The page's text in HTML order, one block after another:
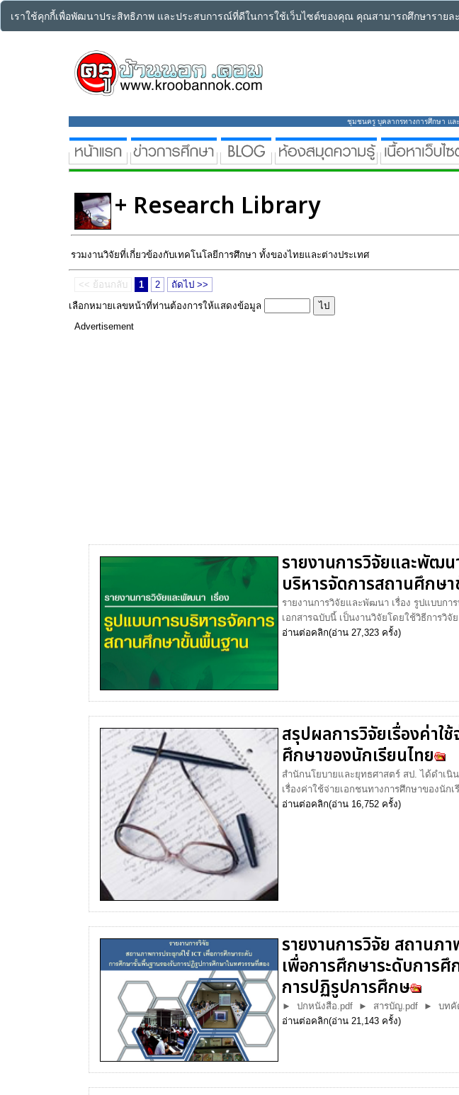
เราใช้คุกกี้เพื่อพัฒนาประสิทธิภาพ และประสบการณ์ที่ดีในการใช้เว็บไซต์ของคุณ คุณสามารถศึกษารายละ
ชุมชนครู บุคลากรทางการศึกษา แล
+ Research Library
รวมงานวิจัยที่เกี่ยวข้องกับเทคโนโลยีการศึกษา ทั้งของไทยและต่างประเทศ
<< ย้อนกลับ 1 2
ถัดไป >>
เลือกหมายเลขหน้าที่ท่านต้องการให้แสดงข้อมูล
Advertisement
รายงานการวิจัยและพัฒน
บริหารจัดการสถานศึกษ
รายงานการวิจัยและพัฒนา เรื่อง รูปแบบก
เอกสารฉบับนี้ เป็นงานวิจัยโดยใช้วิธีการวิจัย
อ่านต่อคลิก(อ่าน 27,323 ครั้ง)
สรุปผลการวิจัยเรื่องค่าใ
ศึกษาของนักเรียนไทย
สำนักนโยบายและยุทธศาสตร์ สป. ได้ดำเนิ
เรื่องค่าใช้จ่ายเอกชนทางการศึกษาของนักเ
อ่านต่อคลิก(อ่าน 16,752 ครั้ง)
รายงานการวิจัย สถานภ
เพื่อการศึกษาระดับการ
การปฏิรูปการศึกษ
► ปกหนังสือ.pdf ► สารบัญ.pdf ► บทคั
อ่านต่อคลิก(อ่าน 21,143 ครั้ง)